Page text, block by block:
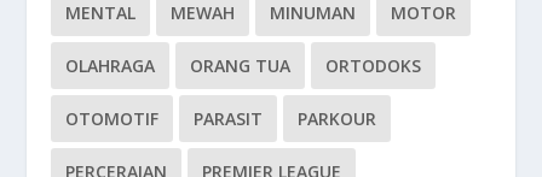
MENTAL MEWAH MINUMAN MOTOR
OLAHRAGA ORANG TUA ORTODOKS
OTOMOTIF PARASIT PARKOUR
PERCERAIAN PREMIER LEAGUE